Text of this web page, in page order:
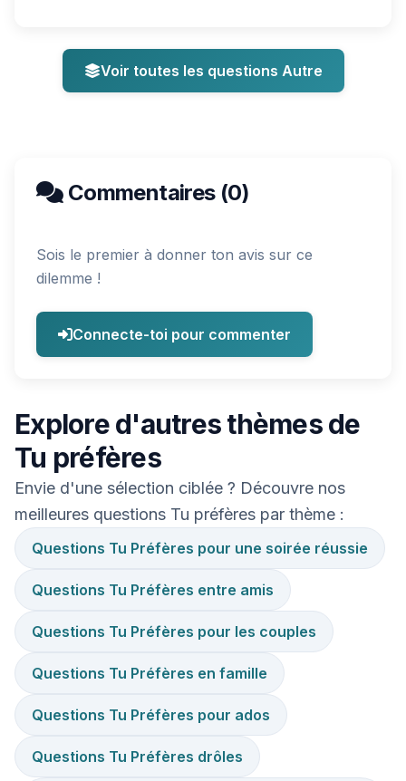
Voir toutes les questions Autre
Commentaires (0)
Sois le premier à donner ton avis sur ce
dilemme !
Connecte-toi pour commenter
Explore d'autres thèmes de
Tu préfères
Envie d'une sélection ciblée ? Découvre nos
meilleures questions Tu préfères par thème :
Questions Tu Préfères pour une soirée réussie
Questions Tu Préfères entre amis
Questions Tu Préfères pour les couples
Questions Tu Préfères en famille
Questions Tu Préfères pour ados
Questions Tu Préfères drôles